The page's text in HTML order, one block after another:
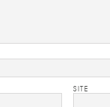
SITE